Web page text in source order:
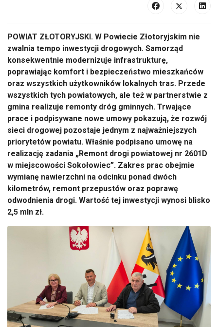
POWIAT ZŁOTORYJSKI. W Powiecie Złotoryjskim nie
zwalnia tempo inwestycji drogowych. Samorząd
konsekwentnie modernizuje infrastrukturę,
poprawiając komfort i bezpieczeństwo mieszkańców
oraz wszystkich użytkowników lokalnych tras. Przede
wszystkich tych powiatowych, ale też w partnerstwie z
gmina realizuje remonty dróg gminnych. Trwające
prace i podpisywane nowe umowy pokazują, że rozwój
sieci drogowej pozostaje jednym z najważniejszych
priorytetów powiatu. Właśnie podpisano umowę na
realizację zadania „Remont drogi powiatowej nr 2601D
w miejscowości Sokołowiec”. Zakres prac obejmie
wymianę nawierzchni na odcinku ponad dwóch
kilometrów, remont przepustów oraz poprawę
odwodnienia drogi. Wartość tej inwestycji wynosi blisko
2,5 mln zł.